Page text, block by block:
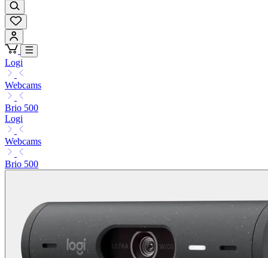
Logi
Webcams
Brio 500
Logi
Webcams
Brio 500